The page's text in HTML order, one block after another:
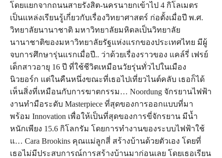
โดยแยกจากถนนสายรังสิต-นครนายกเข้าไป 4 กิโลเมตร
เป็นแหล่งเรียนรู้เกี่ยวกับเรื่องวิทยาศาสตร์ ก่อตั้งเมื่อปี พ.ศ.
วิทยาลัยนานาชาติ มหาวิทยาลัยมหิดลเป็นวิทยาลัย
นานาชาติของมหาวิทยาลัยรัฐแห่งแรกของประเทศไทย มีผู้
จบการศึกษารุ่นแรกเมื่อปี.. ว่าด้วยเรื่องราวของ แคล์รี่ เฟรย์
เด็กสาวอายุ 16 ปี ที่ใช้ชีวิตเหมือนวัยรุ่นทั่วไปในเมือง
นิวยอร์ก แต่ในคืนหนึ่งขณะที่เธอไปเที่ยวไนต์คลับ เธอก็ได้
เห็นสิ่งที่เหมือนกับการฆาตกรรม… Noordung จักรยานไฟฟ้า
งานทำมือระดับ Masterpiece ที่สุดของการออกแบบที่มา
พร้อม Innovation เพื่อให้เป็นที่สุดของการขี่จักรยาน มีน้ำ
หนักเพียง 15.6 กิโลกรัม โดยการทำงานของระบบไฟฟ้าใช้
แ… Cara Brookins คุณแม่ลูกสี่ สร้างบ้านด้วยตัวเอง โดยที่
เธอไม่มีประสบการณ์การสร้างบ้านมาก่อนเลย โดยเธอเรียน